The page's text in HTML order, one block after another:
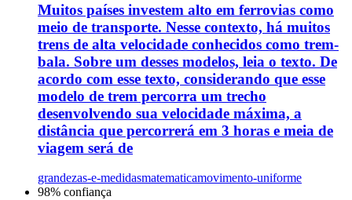
Muitos países investem alto em ferrovias como
meio de transporte. Nesse contexto, há muitos
trens de alta velocidade conhecidos como trem-
bala. Sobre um desses modelos, leia o texto. De
acordo com esse texto, considerando que esse
modelo de trem percorra um trecho
desenvolvendo sua velocidade máxima, a
distância que percorrerá em 3 horas e meia de
viagem será de
grandezas-e-medidasmatematicamovimento-uniforme
98% confiança